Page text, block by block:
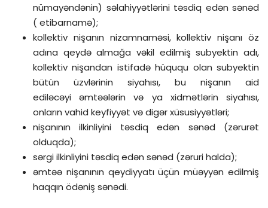
nümayəndənin) səlahiyyətlərini təsdiq edən sənəd
( etibarnamə);
kollektiv nişanın nizamnaməsi, kollektiv nişanı öz
adına qeydə almağa vəkil edilmiş subyektin adı,
kollektiv nişandan istifadə hüququ olan subyektin
bütün üzvlərinin siyahısı, bu nişanın aid
ediləcəyi əmtəələrin və ya xidmətlərin siyahısı,
onların vahid keyfiyyət və digər xüsusiyyətləri;
nişanının ilkinliyini təsdiq edən sənəd (zərurət
olduqda);
sərgi ilkinliyini təsdiq edən sənəd (zəruri halda);
əmtəə nişanının qeydiyyatı üçün müəyyən edilmiş
haqqın ödəniş sənədi.